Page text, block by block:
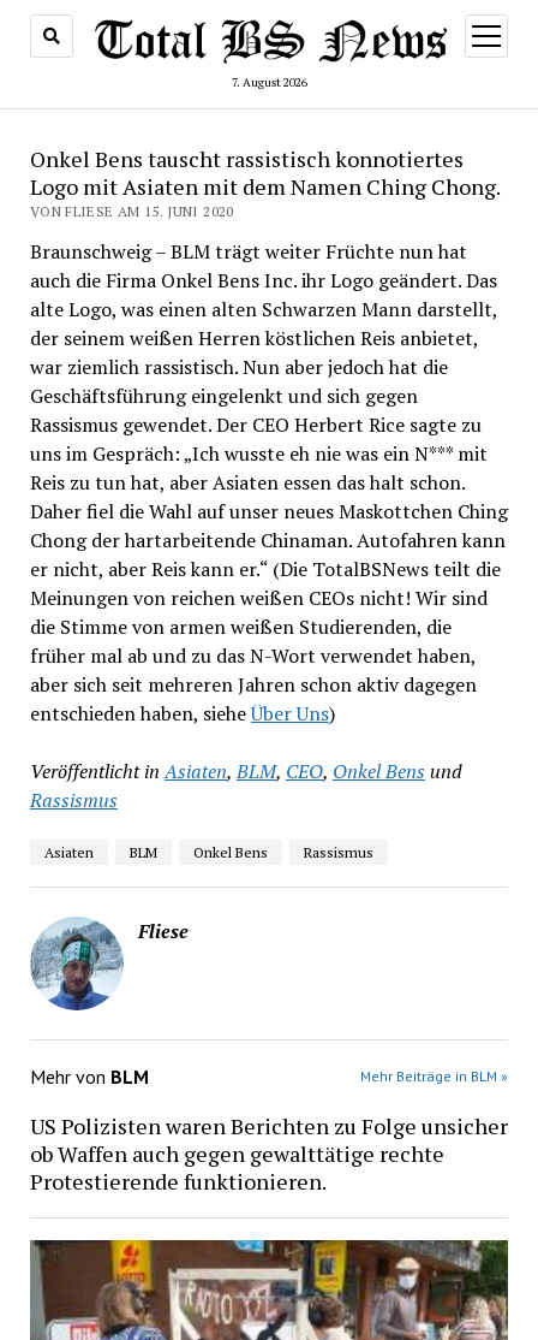
7. August 2026
Menü
öffnen
Onkel Bens tauscht rassistisch konnotiertes
Logo mit Asiaten mit dem Namen Ching Chong.
VON FLIESE AM 15. JUNI 2020
Braunschweig – BLM trägt weiter Früchte nun hat
auch die Firma Onkel Bens Inc. ihr Logo geändert. Das
alte Logo, was einen alten Schwarzen Mann darstellt,
der seinem weißen Herren köstlichen Reis anbietet,
war ziemlich rassistisch. Nun aber jedoch hat die
Geschäftsführung eingelenkt und sich gegen
Rassismus gewendet. Der CEO Herbert Rice sagte zu
uns im Gespräch: „Ich wusste eh nie was ein N*** mit
Reis zu tun hat, aber Asiaten essen das halt schon.
Daher fiel die Wahl auf unser neues Maskottchen Ching
Chong der hartarbeitende Chinaman. Autofahren kann
er nicht, aber Reis kann er.“ (Die TotalBSNews teilt die
Meinungen von reichen weißen CEOs nicht! Wir sind
die Stimme von armen weißen Studierenden, die
früher mal ab und zu das N-Wort verwendet haben,
aber sich seit mehreren Jahren schon aktiv dagegen
entschieden haben, sieheÜber Uns)
Veröffentlicht in Asiaten,BLM, CEO, Onkel Bensund
Rassismus
Asiaten BLM Onkel Bens Rassismus
Fliese
Mehr von BLM Mehr Beiträge in BLM »
US Polizisten waren Berichten zu Folge unsicher
ob Waffen auch gegen gewalttätige rechte
Protestierende funktionieren.